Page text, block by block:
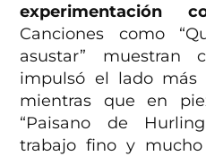
experimentación
Canciones como
asustar” muestran
impulsó el lado más
mientras que en
“Paisano de
trabajo fino y